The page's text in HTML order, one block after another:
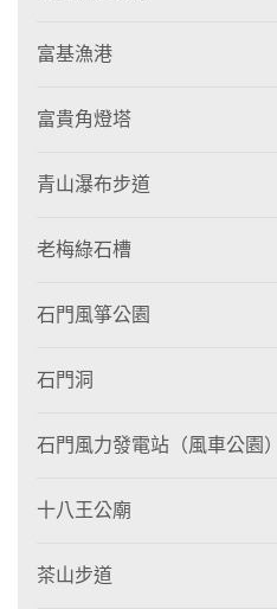
富基漁港
富貴角燈塔
青山瀑布步道
老梅綠石槽
石門風箏公園
石門洞
石門風力發電站（風車公園）
十八王公廟
茶山步道